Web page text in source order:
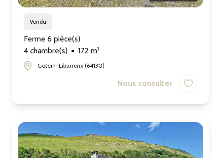
Vendu
Ferme 6 pièce(s)
4 chambre(s)
172 m²
Gotein-Libarrenx (64130)
Nous consulter